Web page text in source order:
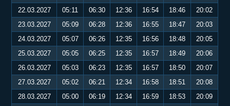
22.03.2027
05:11 06:30 12:36 16:54 18:46
20:02
23.03.2027
05:09 06:28 12:36 16:55 18:47
20:03
24.03.2027
05:07 06:26 12:35 16:56 18:48
20:05
25.03.2027
05:05 06:25 12:35 16:57 18:49
20:06
26.03.2027
05:03 06:23 12:35 16:57 18:50
20:07
27.03.2027
05:02 06:21 12:34 16:58 18:51
20:08
28.03.2027
05:00 06:19 12:34 16:59 18:53
20:09